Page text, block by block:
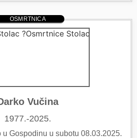
OSMRTNICA
Vučina
1977.-2025.
u Gospodinu u subotu 08.03.2025.